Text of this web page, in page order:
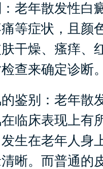
年散发性白
等症状，且颜
干燥、瘙痒、
查来确定诊断
别：老年散
临床表现上有
生在老年人身
晰。而普通的